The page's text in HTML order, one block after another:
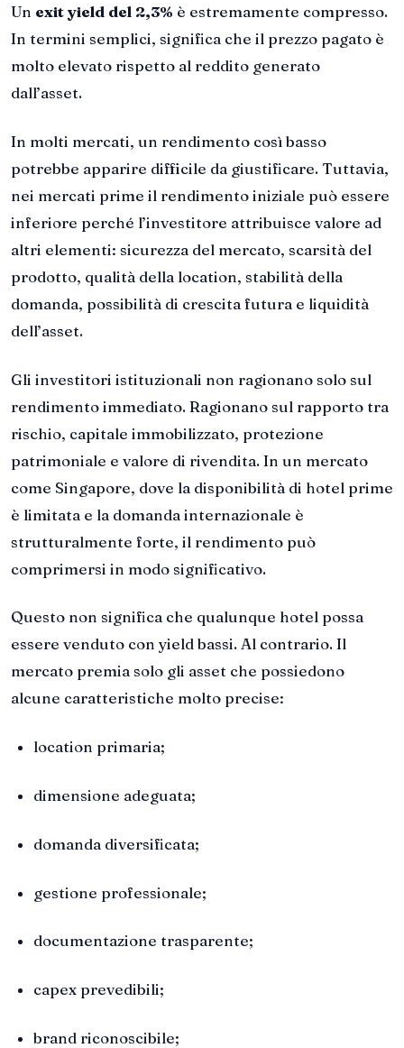
Un exit yield del 2,3% è estremamente compresso.
In termini semplici, significa che il prezzo pagato è
molto elevato rispetto al reddito generato
dall’asset.
In molti mercati, un rendimento così basso
potrebbe apparire difficile da giustificare. Tuttavia,
nei mercati prime il rendimento iniziale può essere
inferiore perché l’investitore attribuisce valore ad
altri elementi: sicurezza del mercato, scarsità del
prodotto, qualità della location, stabilità della
domanda, possibilità di crescita futura e liquidità
dell’asset.
Gli investitori istituzionali non ragionano solo sul
rendimento immediato. Ragionano sul rapporto tra
rischio, capitale immobilizzato, protezione
patrimoniale e valore di rivendita. In un mercato
come Singapore, dove la disponibilità di hotel prime
è limitata e la domanda internazionale è
strutturalmente forte, il rendimento può
comprimersi in modo significativo.
Questo non significa che qualunque hotel possa
essere venduto con yield bassi. Al contrario. Il
mercato premia solo gli asset che possiedono
alcune caratteristiche molto precise:
location primaria;
dimensione adeguata;
domanda diversificata;
gestione professionale;
documentazione trasparente;
capex prevedibili;
brand riconoscibile;